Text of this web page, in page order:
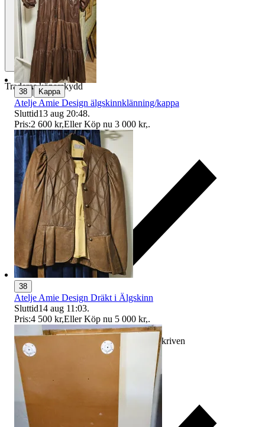
Traderas köparskydd
Ersättning om varan inte är som beskriven
38 | Kappa
Atelje Amie Design älgskinnklänning/kappa
Sluttid13 aug 20:48.
Pris:2 600 kr,Eller Köp nu 3 000 kr,.
38
Atelje Amie Design Dräkt i Älgskinn
Sluttid14 aug 11:03.
Pris:4 500 kr,Eller Köp nu 5 000 kr,.